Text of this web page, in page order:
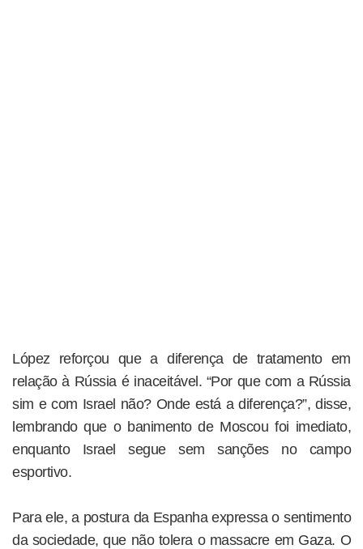
López reforçou que a diferença de tratamento em
relação à Rússia é inaceitável. “Por que com a Rússia
sim e com Israel não? Onde está a diferença?”, disse,
lembrando que o banimento de Moscou foi imediato,
enquanto Israel segue sem sanções no campo
esportivo.
Para ele, a postura da Espanha expressa o sentimento
da sociedade, que não tolera o massacre em Gaza. O